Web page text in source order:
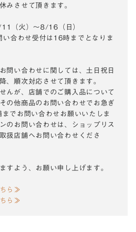
みさせて頂きます。
（火）～8/16（日）
合わせ受付は16時までとなりま
問い合わせに関しては、土日祝日
、順次対応させて頂きます。
んが、店舗でのご購入品について
の他商品のお問い合わせでお急ぎ
までお問い合わせお願いいたしま
のお問い合わせは、ショップリス
扱店舗へお問い合わせくださ
すよう、お願い申し上げます。
ら≫
ら≫